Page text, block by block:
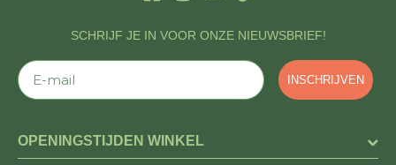
SCHRIJF JE IN VOOR ONZE NIEUWSBRIEF!
E-mail
INSCHRIJVEN
OPENINGSTIJDEN WINKEL